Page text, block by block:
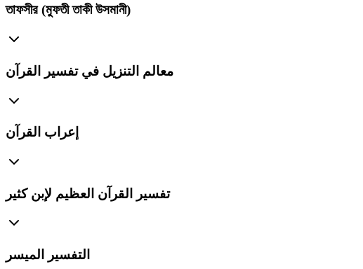
তাফসীর (মুফতী তাকী উসমানী)
معالم التنزيل في تفسير القرآن
إعراب القرآن
تفسير القرآن العظيم لإبن كثير
التفسير الميسر